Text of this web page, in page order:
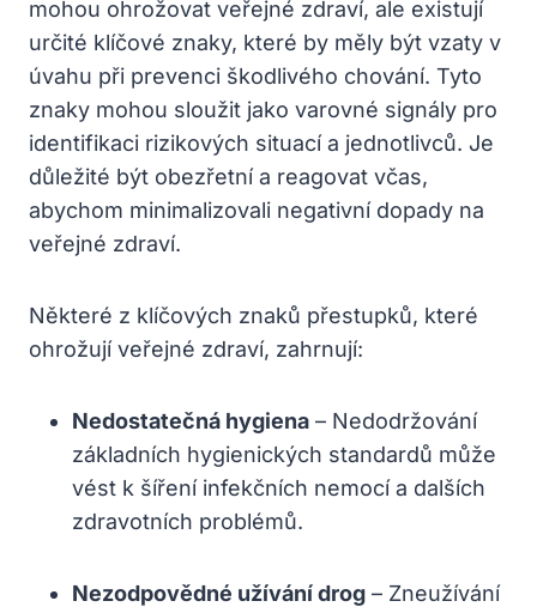
mohou ohrožovat veřejné zdraví, ale existují
určité klíčové znaky, které by měly být vzaty v
úvahu při prevenci škodlivého chování. Tyto
znaky mohou sloužit jako varovné signály pro
identifikaci rizikových situací a jednotlivců. Je
důležité být obezřetní a reagovat včas,
abychom minimalizovali negativní dopady na
veřejné zdraví.
Některé z klíčových znaků přestupků, které
ohrožují veřejné zdraví, zahrnují:
Nedostatečná hygiena – Nedodržování
základních hygienických standardů může
vést k šíření infekčních nemocí a dalších
zdravotních problémů.
Nezodpovědné užívání drog – Zneužívání